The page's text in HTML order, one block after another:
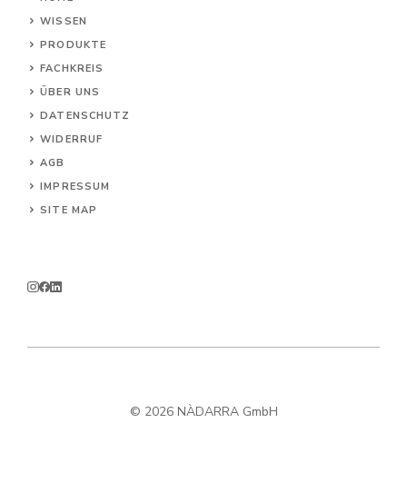
WISSEN
PRODUKTE
FACHKREIS
ÜBER UNS
DATENSCHUTZ
WIDERRUF
AGB
IMPRESSUM
SITE MAP
© 2026 NÀDARRA GmbH